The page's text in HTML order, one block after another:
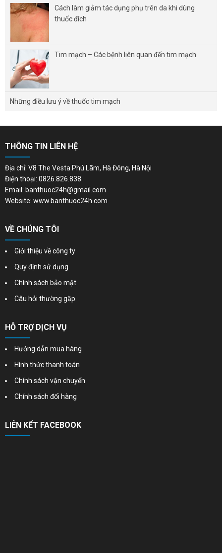
Cách làm giảm tác dụng phụ trên da khi dùng
thuốc đích
Tim mạch – Các bệnh liên quan đến tim mạch
Những điều lưu ý về thuốc tim mạch
THÔNG TIN LIÊN HỆ
Địa chỉ: V8 The Vesta Phú Lãm, Hà Đông, Hà Nội
Điện thoại: 0826.826.838
Email: banthuoc24h@gmail.com
Website: www.banthuoc24h.com
VỀ CHÚNG TÔI
Giới thiệu về công ty
Quy định sử dụng
Chính sách bảo mật
Câu hỏi thường gặp
HỖ TRỢ DỊCH VỤ
Hướng dẫn mua hàng
Hình thức thanh toán
Chính sách vận chuyển
Chính sách đổi hàng
LIÊN KẾT FACEBOOK